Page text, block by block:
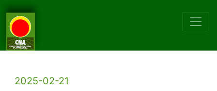
2025-02-21